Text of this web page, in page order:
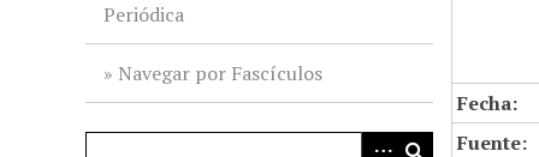
Periódica
Navegar por Fascículos
Fecha:
Fuente: